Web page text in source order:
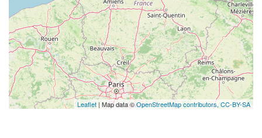
Leaflet | Map data ©OpenStreetMap contributors, CC-BY-SA